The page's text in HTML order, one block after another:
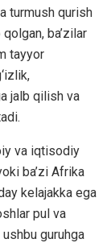
turmush qurish
ba’zilar
tayyor
jalb qilish va
va iqtisodiy
ba’zi Afrika
kelajakka ega
pul va
guruhga